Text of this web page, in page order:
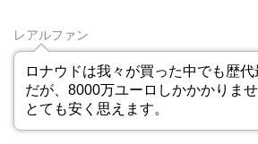
レアルファン
ロナウドは我々が買った中でも歴
だが、8000万ユーロしかかかりませ
とても安く思えます。